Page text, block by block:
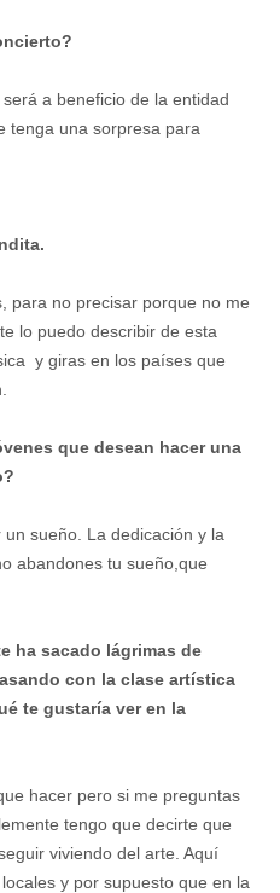
a beneficio de la entidad
tenga una sorpresa para
para no precisar porque no me
lo puedo describir de esta
y giras en los países que
que desean hacer una
sueño. La dedicación y la
abandones tu sueño,que
ha sacado lágrimas de
con la clase artística
te gustaría ver en la
hacer pero si me preguntas
tengo que decirte que
viviendo del arte. Aquí
y por supuesto que en la